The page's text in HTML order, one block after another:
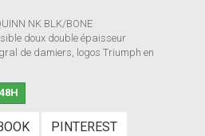
NK BLK/BONE
doux double épaisseur
de damiers, logos Triumph en
PINTEREST